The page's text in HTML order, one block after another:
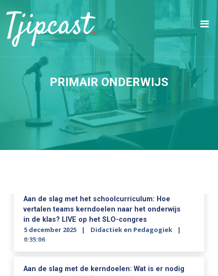
PRIMAIR ONDERWIJS
Aan de slag met het schoolcurriculum: Hoe
vertalen teams kerndoelen naar het onderwijs
in de klas? LIVE op het SLO-congres
5 december 2025
Didactiek en Pedagogiek
0:35:06
Aan de slag met de kerndoelen: Wat is er nodig